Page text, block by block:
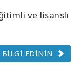
ve lisanslı
BİLGİ EDİNİN